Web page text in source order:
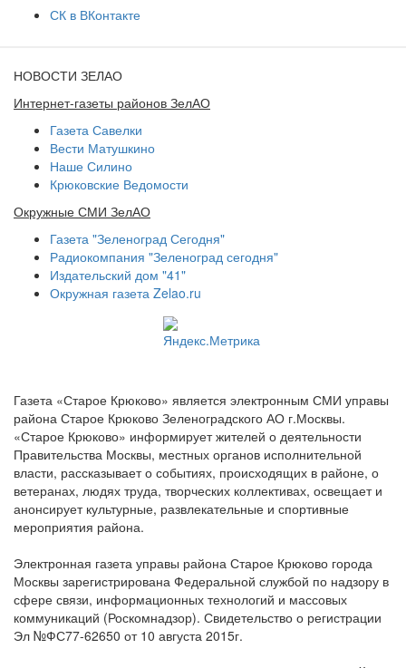
СК в ВКонтакте
НОВОСТИ ЗЕЛАО
Интернет-газеты районов ЗелАО
Газета Савелки
Вести Матушкино
Наше Силино
Крюковские Ведомости
Окружные СМИ ЗелАО
Газета "Зеленоград Сегодня"
Радиокомпания "Зеленоград сегодня"
Издательский дом "41"
Окружная газета Zelao.ru
Газета «Старое Крюково» является электронным СМИ управы
района Старое Крюково Зеленоградского АО г.Москвы.
«Старое Крюково» информирует жителей о деятельности
Правительства Москвы, местных органов исполнительной
власти, рассказывает о событиях, происходящих в районе, о
ветеранах, людях труда, творческих коллективах, освещает и
анонсирует культурные, развлекательные и спортивные
мероприятия района.
Электронная газета управы района Старое Крюково города
Москвы зарегистрирована Федеральной службой по надзору в
сфере связи, информационных технологий и массовых
коммуникаций (Роскомнадзор). Свидетельство о регистрации
Эл №ФС77-62650 от 10 августа 2015г.